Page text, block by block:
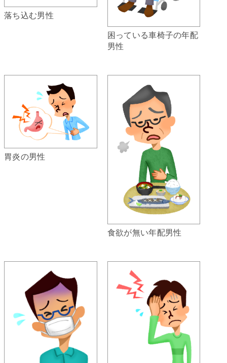
落ち込む男性
困っている車椅子の年配
男性
胃炎の男性
食欲が無い年配男性